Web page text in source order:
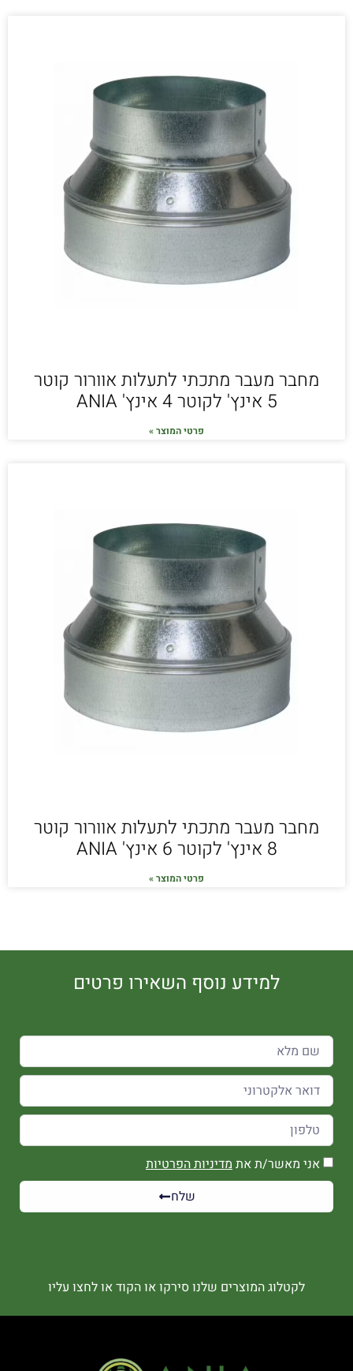
מחבר מעבר מתכתי לתעלות אוורור קוטר
5 אינץ' לקוטר 4 אינץ' ANIA
פרטי המוצר »
מחבר מעבר מתכתי לתעלות אוורור קוטר
8 אינץ' לקוטר 6 אינץ' ANIA
פרטי המוצר »
למידע נוסף השאירו פרטים
אני מאשר/ת אתמדיניות הפרטיות
שלח
לקטלוג המוצרים שלנו סירקו או הקוד או לחצו עליו